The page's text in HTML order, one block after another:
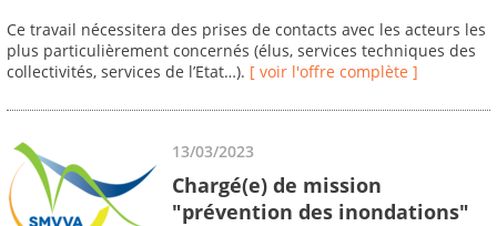
Ce travail nécessitera des prises de contacts avec les acteurs les
plus particulièrement concernés (élus, services techniques des
collectivités, services de l’Etat…). [ voir l'offre complète ]
13/03/2023
Chargé(e) de mission
"prévention des inondations"